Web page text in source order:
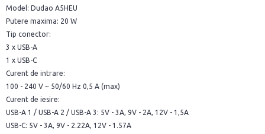
Model: Dudao A5HEU
Putere maxima: 20 W
Tip conector:
3 x USB-A
1 x USB-C
Curent de intrare:
100 - 240 V ~ 50/60 Hz 0,5 A (max)
Curent de iesire:
USB-A 1 / USB-A 2 / USB-A 3: 5V - 3A, 9V - 2A, 12V - 1,5A
USB-C: 5V - 3A, 9V - 2.22A, 12V - 1.57A